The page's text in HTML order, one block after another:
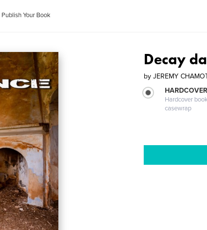
Publish Your Book
Decay
by JEREMY
Hardcover
casewrap